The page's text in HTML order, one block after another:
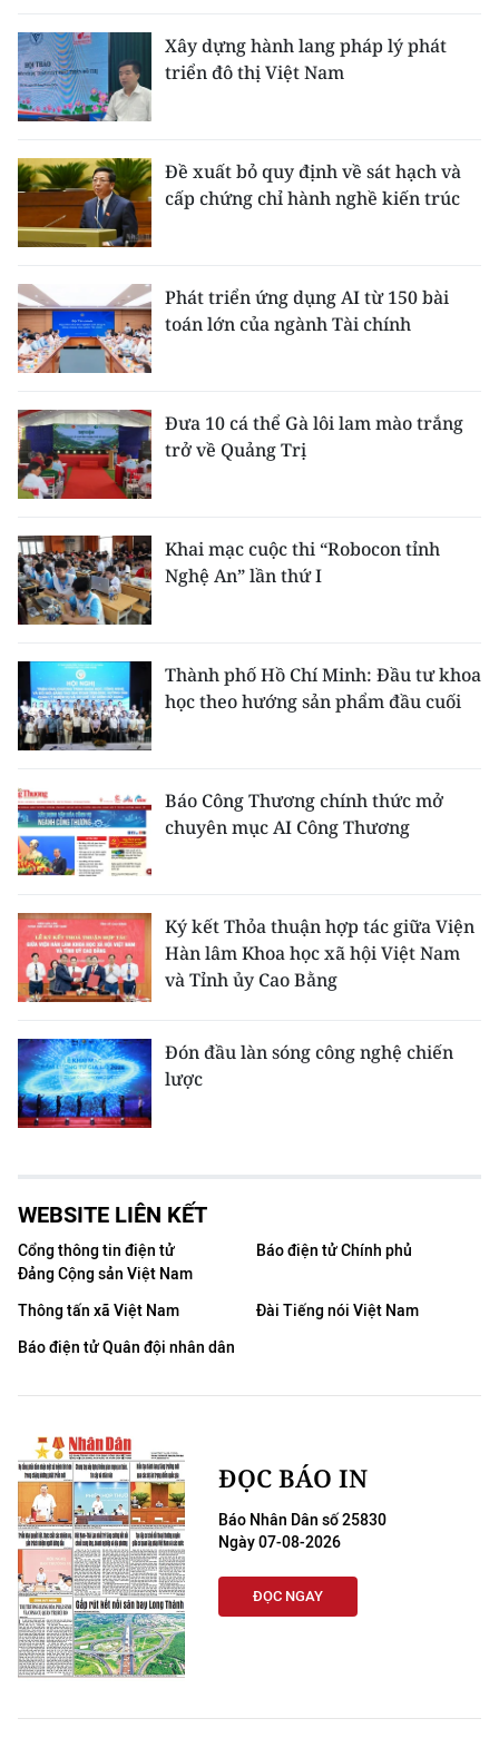
Xây dựng hành lang pháp lý phát
triển đô thị Việt Nam
Đề xuất bỏ quy định về sát hạch và
cấp chứng chỉ hành nghề kiến trúc
Phát triển ứng dụng AI từ 150 bài
toán lớn của ngành Tài chính
Đưa 10 cá thể Gà lôi lam mào trắng
trở về Quảng Trị
Khai mạc cuộc thi “Robocon tỉnh
Nghệ An” lần thứ I
Thành phố Hồ Chí Minh: Đầu tư khoa
học theo hướng sản phẩm đầu cuối
Báo Công Thương chính thức mở
chuyên mục AI Công Thương
Ký kết Thỏa thuận hợp tác giữa Viện
Hàn lâm Khoa học xã hội Việt Nam
và Tỉnh ủy Cao Bằng
Đón đầu làn sóng công nghệ chiến
lược
WEBSITE LIÊN KẾT
Cổng thông tin điện tử
Đảng Cộng sản Việt Nam
Báo điện tử Chính phủ
Thông tấn xã Việt Nam
Đài Tiếng nói Việt Nam
Báo điện tử Quân đội nhân dân
ĐỌC BÁO IN
Báo Nhân Dân số 25830
Ngày 07-08-2026
ĐỌC NGAY